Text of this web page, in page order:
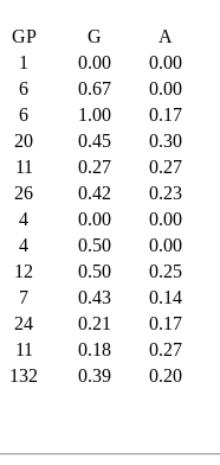
GP G
A
1 0.00
0.00
6 0.67
0.00
6 1.00
0.17
20 0.45
0.30
11 0.27
0.27
26 0.42
0.23
4 0.00
0.00
4 0.50
0.00
12 0.50
0.25
7 0.43
0.14
24 0.21
0.17
11 0.18
0.27
132 0.39 0.20